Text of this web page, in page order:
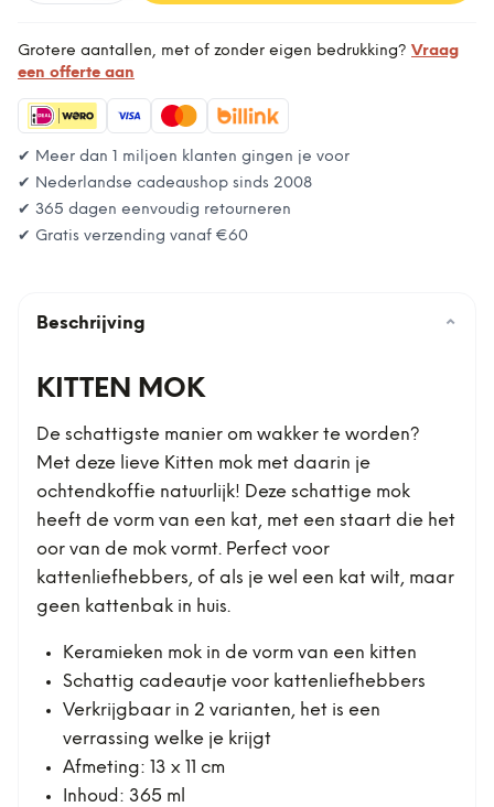
Grotere aantallen, met of zonder eigen bedrukking? Vraag
een offerte aan
✔ Meer dan 1 miljoen klanten gingen je voor
✔ Nederlandse cadeaushop sinds 2008
✔ 365 dagen eenvoudig retourneren
✔ Gratis verzending vanaf €60
Beschrijving ⌄
KITTEN MOK
De schattigste manier om wakker te worden?
Met deze lieve Kitten mok met daarin je
ochtendkoffie natuurlijk! Deze schattige mok
heeft de vorm van een kat, met een staart die het
oor van de mok vormt. Perfect voor
kattenliefhebbers, of als je wel een kat wilt, maar
geen kattenbak in huis.
Keramieken mok in de vorm van een kitten
Schattig cadeautje voor kattenliefhebbers
Verkrijgbaar in 2 varianten, het is een
verrassing welke je krijgt
Afmeting: 13 x 11 cm
Inhoud: 365 ml